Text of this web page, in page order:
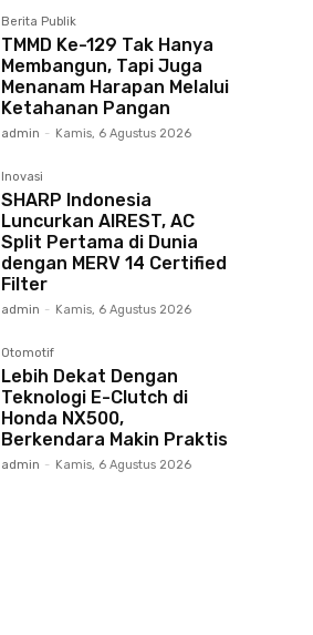
Berita Publik
TMMD Ke-129 Tak Hanya
Membangun, Tapi Juga
Menanam Harapan Melalui
Ketahanan Pangan
admin - Kamis, 6 Agustus 2026
Inovasi
SHARP Indonesia
Luncurkan AIREST, AC
Split Pertama di Dunia
dengan MERV 14 Certified
Filter
admin - Kamis, 6 Agustus 2026
Otomotif
Lebih Dekat Dengan
Teknologi E-Clutch di
Honda NX500,
Berkendara Makin Praktis
admin - Kamis, 6 Agustus 2026